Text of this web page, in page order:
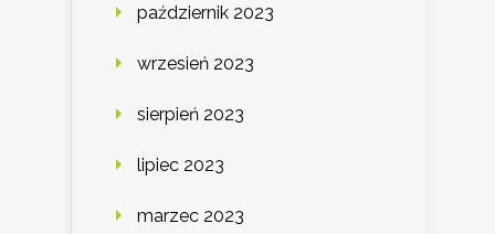
październik 2023
wrzesień 2023
sierpień 2023
lipiec 2023
marzec 2023